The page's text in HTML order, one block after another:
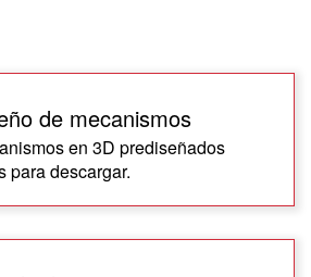
de mecanismos
en 3D prediseñados
para descargar.